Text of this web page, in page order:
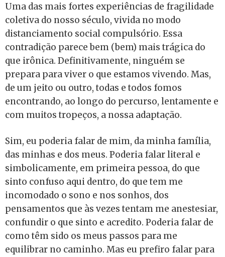
Uma das mais fortes experiências de fragilidade
coletiva do nosso século, vivida no modo
distanciamento social compulsório. Essa
contradição parece bem (bem) mais trágica do
que irônica. Definitivamente, ninguém se
prepara para viver o que estamos vivendo. Mas,
de um jeito ou outro, todas e todos fomos
encontrando, ao longo do percurso, lentamente e
com muitos tropeços, a nossa adaptação.
Sim, eu poderia falar de mim, da minha família,
das minhas e dos meus. Poderia falar literal e
simbolicamente, em primeira pessoa, do que
sinto confuso aqui dentro, do que tem me
incomodado o sono e nos sonhos, dos
pensamentos que às vezes tentam me anestesiar,
confundir o que sinto e acredito. Poderia falar de
como têm sido os meus passos para me
equilibrar no caminho. Mas eu prefiro falar para